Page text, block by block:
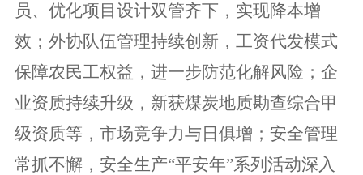
员、优化项目设计双管齐下，实现降本增
效；外协队伍管理持续创新，工资代发模式
保障农民工权益，进一步防范化解风险；企
业资质持续升级，新获煤炭地质勘查综合甲
级资质等，市场竞争力与日俱增；安全管理
常抓不懈，安全生产“平安年”系列活动深入